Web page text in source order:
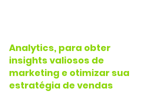
Analytics, para obter
insights valiosos de
marketing e otimizar sua
estratégia de vendas